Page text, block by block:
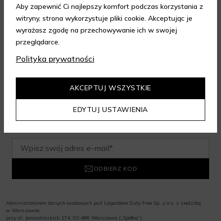
Zapisz się do newslettera i odbierz
rabat na aelia.pl:
-15% na cały nieprzeceniony asortyment przy minimalnej
wartości zamówienia 199 zł. Kod nie łączy się z innymi
ODBIERZ KOD
Administratorem danych osobowych jest Lagardere Duty Free Sp. z o.o. z siedzibą
w Warszawie,
przy al. Jerozolimskich 174, 02-486 Warszawa („Spółka”)
Aby zapewnić Ci najlepszy komfort podczas korzystania z
witryny, strona wykorzystuje pliki cookie. Akceptując je
wyrażasz zgodę na przechowywanie ich w swojej
przeglądarce.
Polityka prywatności
EDYTUJ USTAWIENIA
AKCEPTUJ WSZYSTKIE